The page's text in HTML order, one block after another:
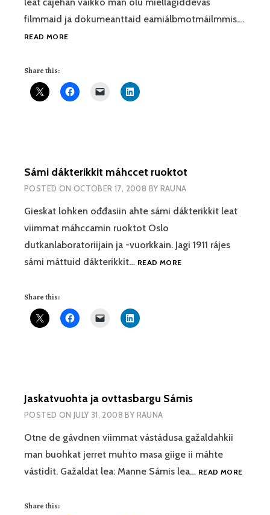
filmmaid ja dokumeanttaid eamiálbmotmáilmmis.…
READ MORESEREMONIIJAT
Share this:
Sámi dákterikkit máhccet ruoktot
POSTED ON OCTOBER 17, 2008 BY RAUNA
Gieskat lohken ođđasiin ahte sámi dákterikkit leat
viimmat máhccamin ruoktot Oslo
dutkanlaboratoriijain ja -vuorkkain. Jagi 1911 rájes
sámi máttuid dákterikkit… READ MORESÁMI
Share this:
Jaskatvuohta ja ovttasbargu Sámis
POSTED ON JULY 31, 2008 BY RAUNA
Otne de gávdnen viimmat vástádusa gažaldahkii
man buohkat jerret muhto masa giige ii máhte
vástidit. Gažaldat lea: Manne Sámis lea… READ MORE
Share this: